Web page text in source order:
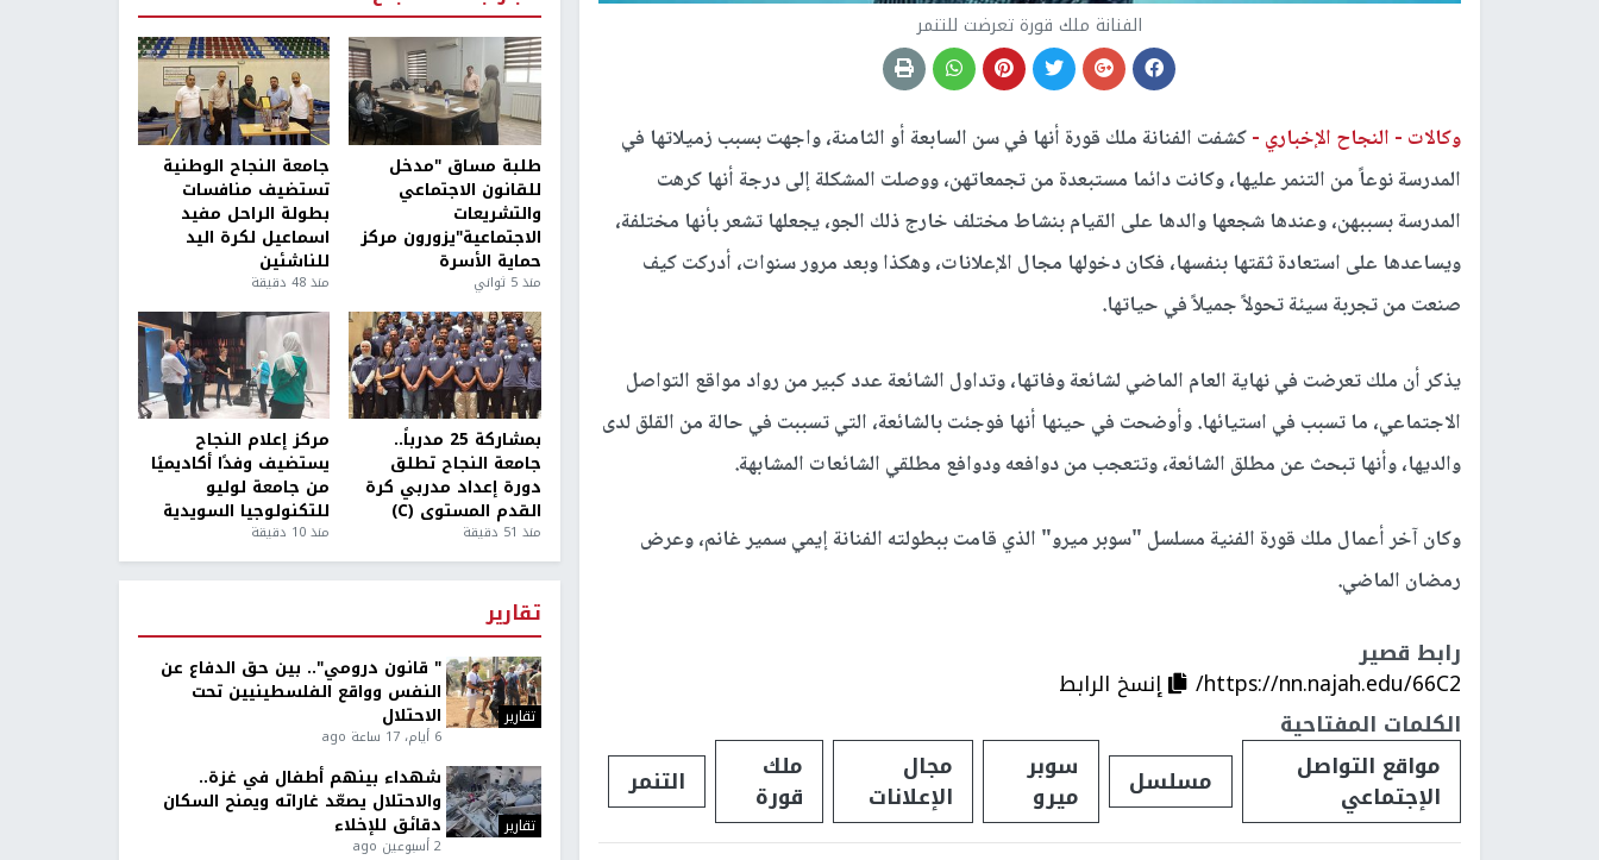
الفنانة ملك قورة تعرضت للتنمر
وكالات - النجاح الإخباري -كشفت الفنانة ملك قورة أنها في سن السابعة أو الثامنة، واجهت بسبب زميلاتها في
المدرسة نوعاً من التنمر عليها، وكانت دائما مستبعدة من تجمعاتهن، ووصلت المشكلة إلى درجة أنها كرهت
المدرسة بسببهن، وعندها شجعها والدها على القيام بنشاط مختلف خارج ذلك الجو، يجعلها تشعر بأنها مختلفة،
ويساعدها على استعادة ثقتها بنفسها، فكان دخولها مجال الإعلانات، وهكذا وبعد مرور سنوات، أدركت كيف
صنعت من تجربة سيئة تحولاً جميلاً في حياتها.
يذكر أن ملك تعرضت في نهاية العام الماضي لشائعة وفاتها، وتداول الشائعة عدد كبير من رواد مواقع التواصل
الاجتماعي، ما تسبب في استيائها. وأوضحت في حينها أنها فوجئت بالشائعة، التي تسببت في حالة من القلق لدى
والديها، وأنها تبحث عن مطلق الشائعة، وتتعجب من دوافعه ودوافع مطلقي الشائعات المشابهة.
وكان آخر أعمال ملك قورة الفنية مسلسل "سوبر ميرو" الذي قامت ببطولته الفنانة إيمي سمير غانم، وعرض
رمضان الماضي.
رابط قصير
https://nn.najah.edu/66C2/
إنسخ الرابط
الكلمات المفتاحية
مواقع التواصل
الإجتماعي مسلسل سوبر
ميرو
مجال
الإعلانات
ملك
قورة التنمر
طلبة مساق "مدخل
للقانون الاجتماعي
والتشريعات
الاجتماعية"يزورون مركز
حماية الأسرة
منذ 5 ثواني
جامعة النجاح الوطنية
تستضيف منافسات
بطولة الراحل مفيد
اسماعيل لكرة اليد
للناشئين
منذ 48 دقيقة
بمشاركة 25 مدرباً..
جامعة النجاح تطلق
دورة إعداد مدربي كرة
القدم المستوى (C)
منذ 51 دقيقة
مركز إعلام النجاح
يستضيف وفدًا أكاديميًا
من جامعة لوليو
للتكنولوجيا السويدية
منذ 10 دقيقة
تقارير
تقارير
" قانون درومي".. بين حق الدفاع عن
النفس وواقع الفلسطينيين تحت
الاحتلال
6 أيام، 17 ساعة ago
تقارير
شهداء بينهم أطفال في غزة..
والاحتلال يصعّد غاراته ويمنح السكان
دقائق للإخلاء
2 أسبوعين ago